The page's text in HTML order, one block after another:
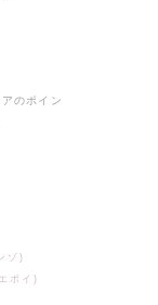
のポイン
ゾ)
ポイ)